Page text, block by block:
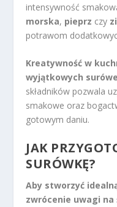
intensywność
morska, pieprz czy
potrawom
Kreatywność w
wyjątkowych
składników pozwala
smakowe oraz
gotowym daniu.
JAK
SURÓWKĘ?
Aby stworzyć
zwrócenie uwagi na